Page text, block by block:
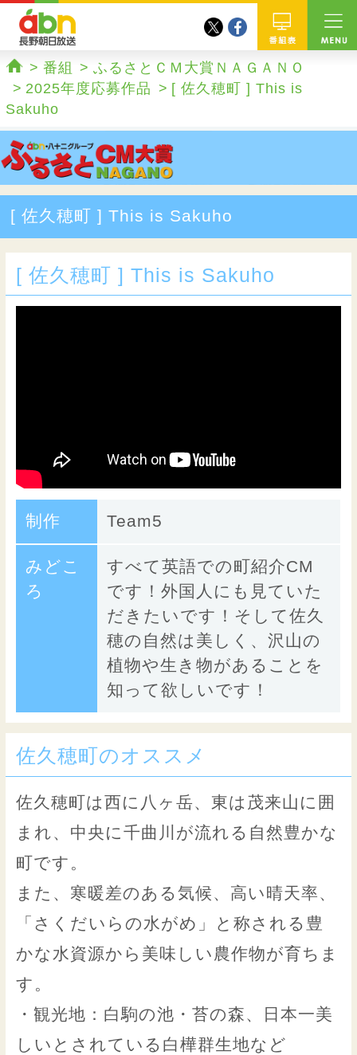
twitterfacebook
ホーム
番組
ふるさとＣＭ大賞ＮＡＧＡＮＯ
2025年度応募作品
[ 佐久穂町 ] This is
Sakuho
[ 佐久穂町 ] This is Sakuho
[ 佐久穂町 ] This is Sakuho
制作 Team5
みどこ
ろ
すべて英語での町紹介CM
です！外国人にも見ていた
だきたいです！そして佐久
穂の自然は美しく、沢山の
植物や生き物があることを
知って欲しいです！
佐久穂町のオススメ
佐久穂町は西に八ヶ岳、東は茂来山に囲
まれ、中央に千曲川が流れる自然豊かな
町です。
また、寒暖差のある気候、高い晴天率、
「さくだいらの水がめ」と称される豊
かな水資源から美味しい農作物が育ちま
す。
・観光地：白駒の池・苔の森、日本一美
しいとされている白樺群生地など